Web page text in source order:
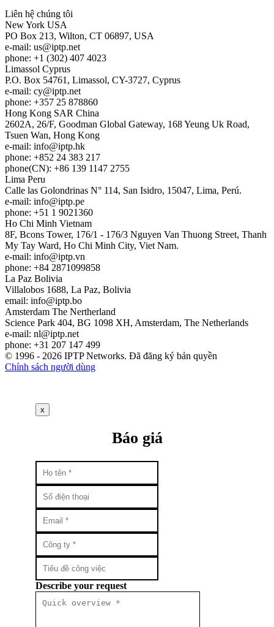
Liên hệ chúng tôi
New York USA
PO Box 213, Wilton, CT 06897, USA
e-mail: us
iptp.net
phone: +1 (302) 407 4023
Limassol Cyprus
P.O. Box 54761, Limassol, CY-3727, Cyprus
e-mail: cy
iptp.net
phone: +357 25 878860
Hong Kong SAR China
2602A, 26/F, Goodman Global Gateway, 168 Yeung Uk Road,
Tsuen Wan, Hong Kong
e-mail: info
iptp.hk
phone: +852 24 383 217
phone(CN): +86 139 1147 2755
Lima Peru
Calle las Golondrinas N° 114, San Isidro, 15047, Lima, Perú.
e-mail: info
iptp.pe
phone: +51 1 9021360
Ho Chi Minh Vietnam
8F, Bcons Tower, 176/1 - 176/3 Nguyen Van Thuong Street, Thanh
My Tay Ward, Ho Chi Minh City, Viet Nam.
e-mail: info
iptp.vn
phone: +84 2871099858
La Paz Bolivia
Villalobos 1688, La Paz, Bolivia
email: info
iptp.bo
Amsterdam The Nertherland
Science Park 404, BG 1098 XH, Amsterdam, The Netherlands
e-mail: nl
iptp.net
phone: +31 207 147 499
© 1996 - 2026 IPTP Networks. Đã đăng ký bản quyền
Chính sách người dùng
x
Báo giá
Describe your request